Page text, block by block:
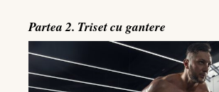
Partea 2. Triset cu gantere